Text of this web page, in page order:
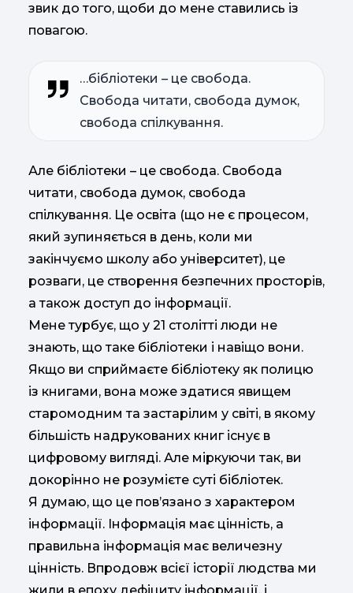
звик до того, щоби до мене ставились із
повагою.
…бібліотеки – це свобода.
Свобода читати, свобода думок,
свобода спілкування.
Але бібліотеки – це свобода. Свобода
читати, свобода думок, свобода
спілкування. Це освіта (що не є процесом,
який зупиняється в день, коли ми
закінчуємо школу або університет), це
розваги, це створення безпечних просторів,
а також доступ до інформації.
Мене турбує, що у 21 столітті люди не
знають, що таке бібліотеки і навіщо вони.
Якщо ви сприймаєте бібліотеку як полицю
із книгами, вона може здатися явищем
старомодним та застарілим у світі, в якому
більшість надрукованих книг існує в
цифровому вигляді. Але міркуючи так, ви
докорінно не розумієте суті бібліотек.
Я думаю, що це пов’язано з характером
інформації. Інформація має цінність, а
правильна інформація має величезну
цінність. Впродовж всієї історії людства ми